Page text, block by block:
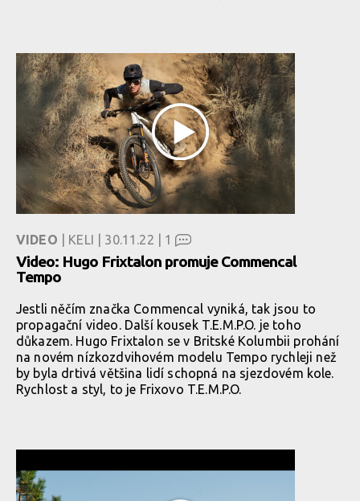
VIDEO | KELI | 30.11.22 | 1
Video: Hugo Frixtalon promuje Commencal
Tempo
Jestli něčím značka Commencal vyniká, tak jsou to
propagační video. Další kousek T.E.M.P.O. je toho
důkazem. Hugo Frixtalon se v Britské Kolumbii prohání
na novém nízkozdvihovém modelu Tempo rychleji než
by byla drtivá většina lidí schopná na sjezdovém kole.
Rychlost a styl, to je Frixovo T.E.M.P.O.